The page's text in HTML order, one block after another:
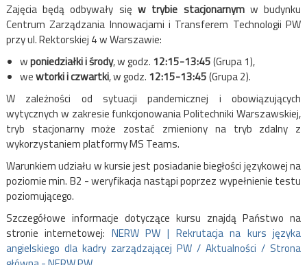
Zajęcia będą odbywały się w trybie stacjonarnymw budynku
Centrum Zarządzania Innowacjami i Transferem Technologii PW
przy ul. Rektorskiej 4 w Warszawie:
wponiedziałki i środy, w godz. 12:15-13:45(Grupa 1),
wewtorki i czwartki, w godz. 12:15-13:45(Grupa 2).
W zależności od sytuacji pandemicznej i obowiązujących
wytycznych w zakresie funkcjonowania Politechniki Warszawskiej,
tryb stacjonarny może zostać zmieniony na tryb zdalny z
wykorzystaniem platformy MS Teams.
Warunkiem udziału w kursie jest posiadanie biegłości językowej na
poziomie min. B2 - weryfikacja nastąpi poprzez wypełnienie testu
poziomującego.
Szczegółowe informacje dotyczące kursu znajdą Państwo na
stronie internetowej: NERW PW | Rekrutacja na kurs języka
angielskiego dla kadry zarządzającej PW / Aktualności / Strona